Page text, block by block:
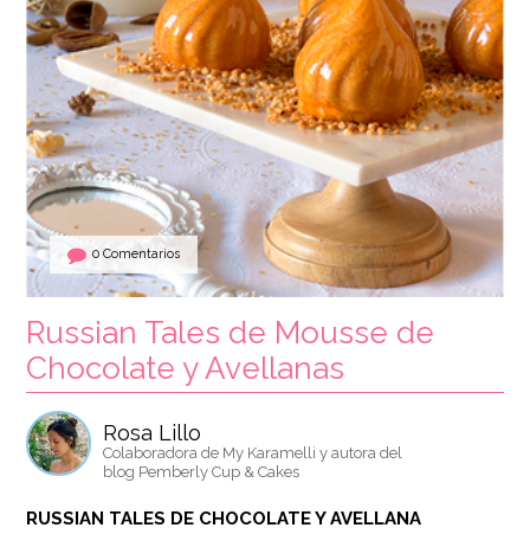
0 Comentarios
Russian Tales de Mousse de
Chocolate y Avellanas
Rosa Lillo
Colaboradora de My Karamelli y autora del
blog Pemberly Cup & Cakes
RUSSIAN TALES DE CHOCOLATE Y AVELLANA